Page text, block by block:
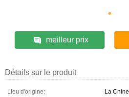
meilleur prix
Détails sur le produit
Lieu d'origine:
La Chine